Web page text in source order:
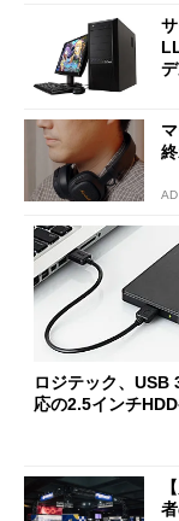
AD
ロジテック、USB
応の2.5インチ